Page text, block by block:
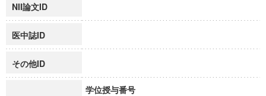
NII論文ID
医中誌ID
その他ID
学位授与番号